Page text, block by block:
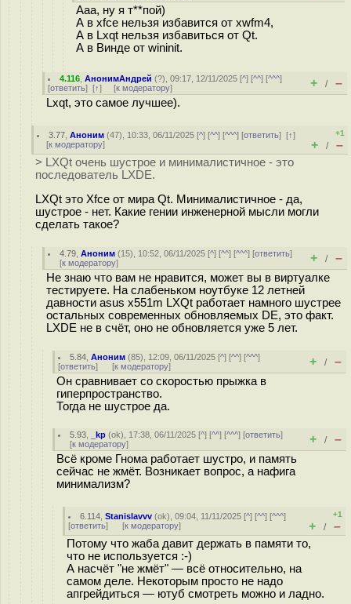
Ааа, ну я т**пой)
А в xfce нельзя избавится от xwfm4,
А в Lxqt нельзя избавиться от Qt.
А в Винде от wininit.
4.116 ,АнонимАндрей (?), 09:17, 12/11/2025 [^] [^^] [^^^]
[ответить] [↑] [к модератору] + / –
Lxqt, это самое лучшее).
3.77 ,Аноним (47), 10:33, 06/11/2025 [^] [^^] [^^^] [ответить][↑]
[к модератору]
+1
+ / –
> LXQt очень шустрое и минималистичное - это
последователь LXDE.
LXQt это Xfce от мира Qt. Минималистичное - да,
шустрое - нет. Какие гении инженерной мысли могли
сделать такое?
4.79 ,Аноним (15), 10:52, 06/11/2025 [^] [^^] [^^^] [ответить]
[к модератору] + / –
Не знаю что вам не нравится, может вы в виртуалке
тестируете. На слабеньком ноутбуке 12 летней
давности asus x551m LXQt работает намного шустрее
остальных современных обновляемых DE, это факт.
LXDE не в счёт, оно не обновляется уже 5 лет.
5.84 ,Аноним (85), 12:09, 06/11/2025 [^] [^^] [^^^]
[ответить] [к модератору] + / –
Он сравнивает со скоростью прыжка в
гиперпространство.
Тогда не шустрое да.
5.93 _kp (ok), 17:38, 06/11/2025 [^] [^^] [^^^] [ответить]
[к модератору] + / –
Всё кроме Гнома работает шустро, и память
сейчас не жмёт. Возникает вопрос, а нафига
минимализм?
6.114 ,Stanislavvv (ok), 09:04, 11/11/2025 [^] [^^] [^^^]
[ответить] [к модератору]
+1
+ / –
Потому что жаба давит держать в памяти то,
что не используется :-)
А насчёт "не жмёт" — всё относительно, на
самом деле. Некоторым просто не надо
апгрейдиться — ютуб смотреть можно и ладно.